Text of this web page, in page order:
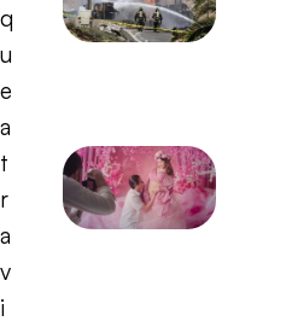
q
u
e
a
t
r
a
v
i